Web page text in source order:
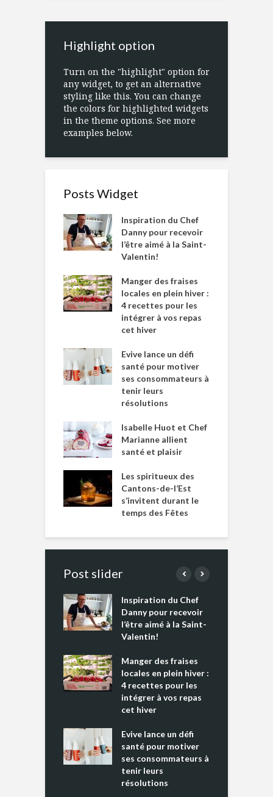
Highlight option
Turn on the "highlight" option for
any widget, to get an alternative
styling like this. You can change
the colors for highlighted widgets
in the theme options. See more
examples below.
Posts Widget
Inspiration du Chef
Danny pour recevoir
l’être aimé à la Saint-
Valentin!
Manger des fraises
locales en plein hiver :
4 recettes pour les
intégrer à vos repas
cet hiver
Evive lance un défi
santé pour motiver
ses consommateurs à
tenir leurs
résolutions
Isabelle Huot et Chef
Marianne allient
santé et plaisir
Les spiritueux des
Cantons-de-l’Est
s’invitent durant le
temps des Fêtes
Post slider
Inspiration du Chef
Danny pour recevoir
l’être aimé à la Saint-
Valentin!
Manger des fraises
locales en plein hiver :
4 recettes pour les
intégrer à vos repas
cet hiver
Evive lance un défi
santé pour motiver
ses consommateurs à
tenir leurs
résolutions